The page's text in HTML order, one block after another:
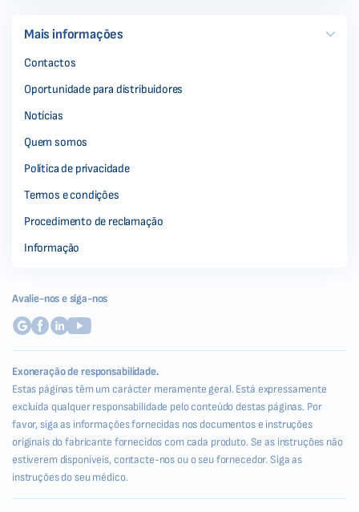
Mais informações
Contactos
Oportunidade para distribuidores
Notícias
Quem somos
Política de privacidade
Termos e condições
Procedimento de reclamação
Informação
Avalie-nos e siga-nos
Exoneração de responsabilidade.
Estas páginas têm um carácter meramente geral. Está expressamente
excluída qualquer responsabilidade pelo conteúdo destas páginas. Por
favor, siga as informações fornecidas nos documentos e instruções
originais do fabricante fornecidos com cada produto. Se as instruções não
estiverem disponíveis, contacte-nos ou o seu fornecedor. Siga as
instruções do seu médico.